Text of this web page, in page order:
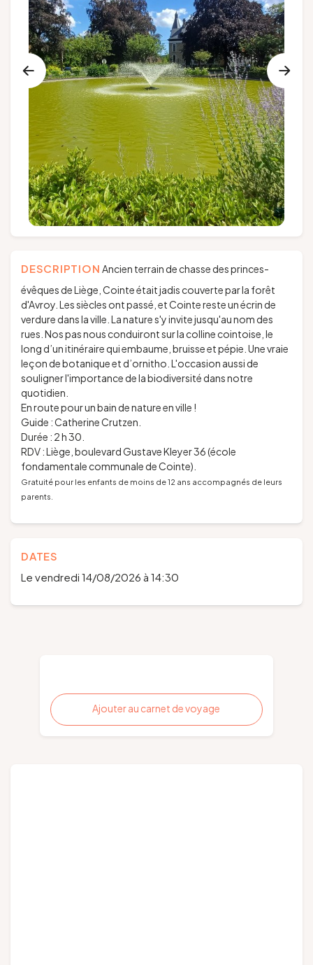
FR EN NL DE
DESCRIPTION Ancien terrain de chasse des princes-
évêques de Liège, Cointe était jadis couverte par la forêt
d'Avroy. Les siècles ont passé, et Cointe reste un écrin de
verdure dans la ville. La nature s'y invite jusqu'au nom des
rues. Nos pas nous conduiront sur la colline cointoise, le
long d’un itinéraire qui embaume, bruisse et pépie. Une vraie
leçon de botanique et d’ornitho. L'occasion aussi de
souligner l'importance de la biodiversité dans notre
quotidien.
En route pour un bain de nature en ville !
Guide : Catherine Crutzen.
Durée : 2 h 30.
RDV : Liège, boulevard Gustave Kleyer 36 (école
fondamentale communale de Cointe).
Gratuité pour les enfants de moins de 12 ans accompagnés de leurs
parents.
DATES
Le vendredi 14/08/2026 à 14:30
Ajouter au carnet de voyage